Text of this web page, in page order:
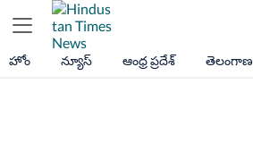
హోం న్యూస్ ఆంధ్ర ప్రదేశ్ తెలంగాణ